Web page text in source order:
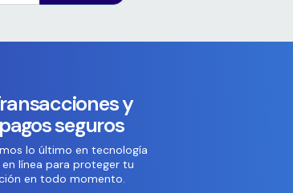
y
pagos seguros
lo último en tecnología
línea para proteger tu
en todo momento.